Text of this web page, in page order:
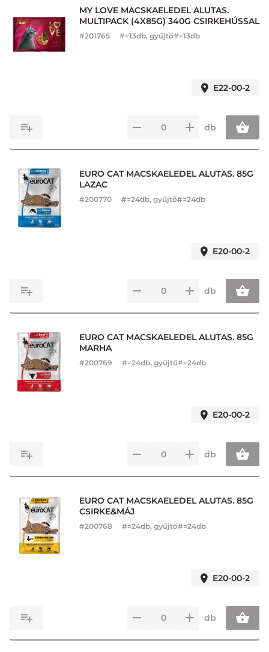
MY LOVE MACSKAELEDEL ALUTAS.
MULTIPACK (4X85G) 340G CSIRKEHÚSSAL
#201765 #=13db, gyűjtő#=13db
E22-00-2
db
EURO CAT MACSKAELEDEL ALUTAS. 85G
LAZAC
#200770 #=24db, gyűjtő#=24db
E20-00-2
db
EURO CAT MACSKAELEDEL ALUTAS. 85G
MARHA
#200769 #=24db, gyűjtő#=24db
E20-00-2
db
EURO CAT MACSKAELEDEL ALUTAS. 85G
CSIRKE&MÁJ
#200768 #=24db, gyűjtő#=24db
E20-00-2
db